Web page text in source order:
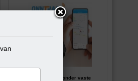
GPS tracker zonder vaste